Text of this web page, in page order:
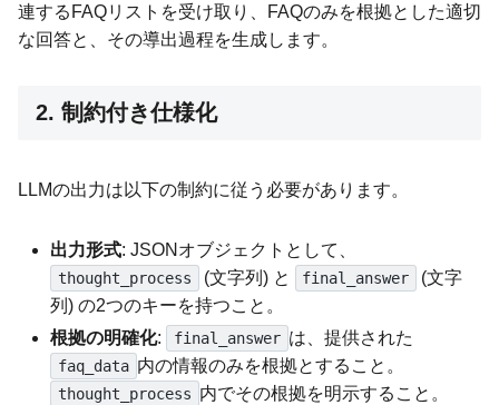
連するFAQリストを受け取り、FAQのみを根拠とした適切
な回答と、その導出過程を生成します。
2. 制約付き仕様化
LLMの出力は以下の制約に従う必要があります。
出力形式: JSONオブジェクトとして、
thought_process (文字列) と final_answer
(文字
列) の2つのキーを持つこと。
根拠の明確化: final_answer は、提供された
faq_data 内の情報のみを根拠とすること。
thought_process 内でその根拠を明示すること。